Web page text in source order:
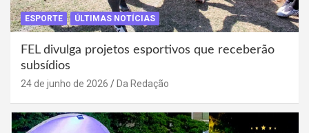
ESPORTE ÚLTIMAS NOTÍCIAS
FEL divulga projetos esportivos que receberão
subsídios
24 de junho de 2026 Da Redação